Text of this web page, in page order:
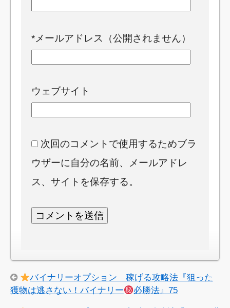
*メールアドレス（公開されません）
ウェブサイト
次回のコメントで使用するためブラ
ウザーに自分の名前、メールアドレ
ス、サイトを保存する。
バイナリーオプション 稼げる攻略法『狙った
獲物は逃さない！バイナリー
必勝法』75